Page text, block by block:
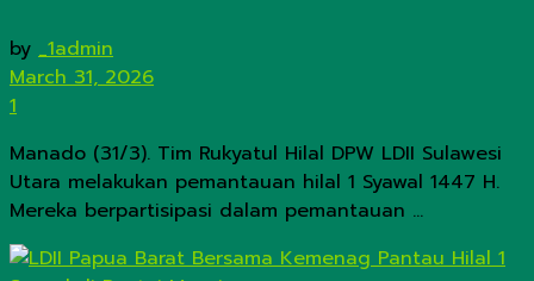
by _1admin
March 31, 2026
1
Manado (31/3). Tim Rukyatul Hilal DPW LDII Sulawesi
Utara melakukan pemantauan hilal 1 Syawal 1447 H.
Mereka berpartisipasi dalam pemantauan ...